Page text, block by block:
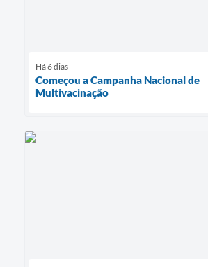
Há 6 dias
Começou a Campanha Nacional de
Multivacinação